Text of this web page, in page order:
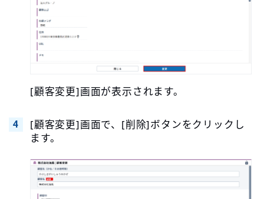
[顧客変更]画面が表示されます。
[顧客変更]画面で、[削除]ボタンをクリックし
ます。